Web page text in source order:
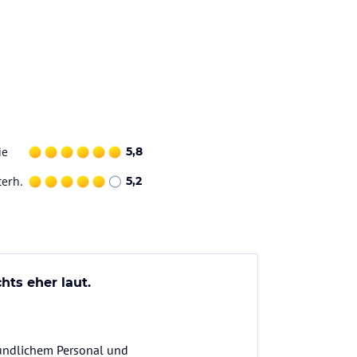
5,8
5,2
eher laut.
Personal und